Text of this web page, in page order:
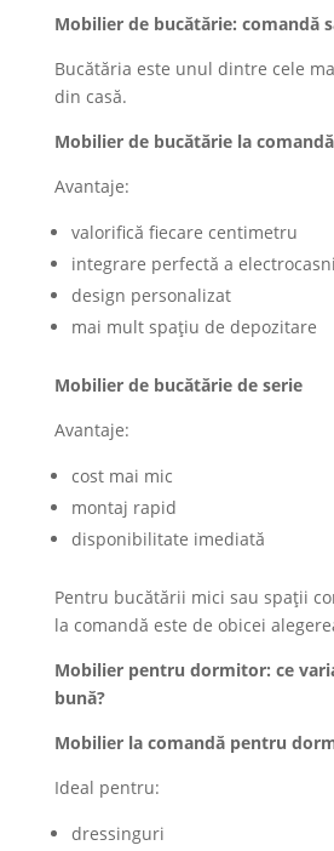
Mobilier de bucătărie: comandă
Bucătăria este unul dintre cele
din casă.
Mobilier de bucătărie la comandă
Avantaje:
valorifică fiecare centimetru
integrare perfectă a
design personalizat
mai mult spațiu de depozitare
Mobilier de bucătărie de serie
Avantaje:
cost mai mic
montaj rapid
disponibilitate imediată
Pentru bucătării mici sau spații
la comandă este de obicei
Mobilier pentru dormitor: ce
bună?
Mobilier la comandă pentru
Ideal pentru:
dressinguri